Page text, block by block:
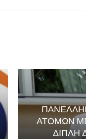
ΑΤΟΜΩΝ
ΔΙΠΛΗ